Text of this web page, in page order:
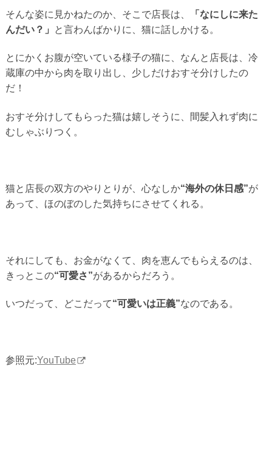
そんな姿に見かねたのか、そこで店長は、
「なにしに来た
んだい？」
と言わんばかりに、猫に話しかける。
とにかくお腹が空いている様子の猫に、なんと店長は、冷
蔵庫の中から肉を取り出し、少しだけおすそ分けしたの
だ！
おすそ分けしてもらった猫は嬉しそうに、間髪入れず肉に
むしゃぶりつく。
猫と店長の双方のやりとりが、心なしか“海外の休日感”が
あって、ほのぼのした気持ちにさせてくれる。
それにしても、お金がなくて、肉を恵んでもらえるのは、
きっとこの“可愛さ”があるからだろう。
いつだって、どこだって“可愛いは正義”なのである。
参照元:YouTube